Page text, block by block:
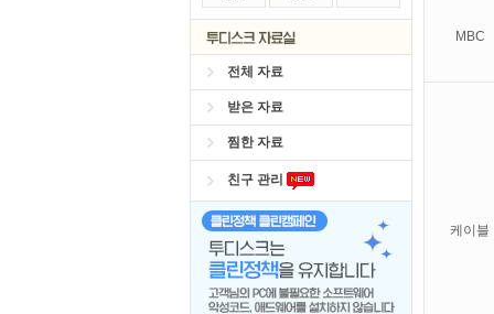
전체 자료
받은 자료
찜한 자료
친구 관리
MBC
케이블